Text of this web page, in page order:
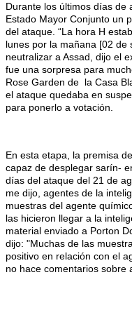
Durante los últimos días de
Estado Mayor Conjunto un
del ataque. “La hora H
lunes por la mañana [02 de
neutralizar a Assad, dijo el
fue una sorpresa para
Rose Garden de la Casa
el ataque quedaba en
para ponerlo a votación.
En esta etapa, la premisa
capaz de desplegar sarín-
días del ataque del 21 de
me dijo, agentes de la
muestras del agente
las hicieron llegar a la
material enviado a Porton
dijo: "Muchas de las
positivo en relación con el
no hace comentarios sobre